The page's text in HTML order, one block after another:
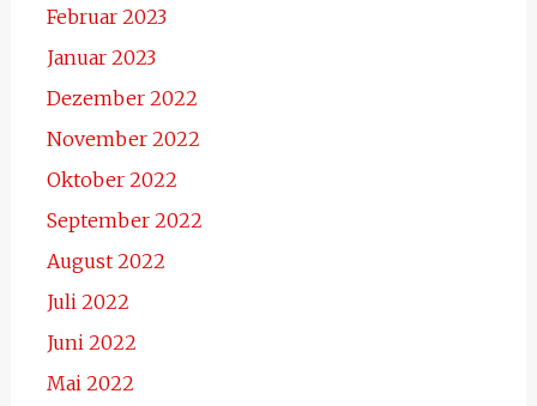
Februar 2023
Januar 2023
Dezember 2022
November 2022
Oktober 2022
September 2022
August 2022
Juli 2022
Juni 2022
Mai 2022